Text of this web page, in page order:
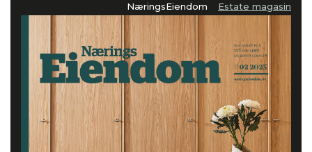
NæringsEiendom Estate magasin